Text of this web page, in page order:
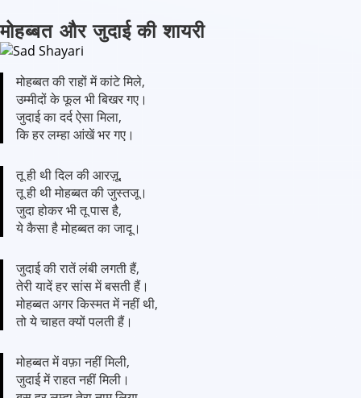
मोहब्बत और जुदाई की शायरी
मोहब्बत की राहों में कांटे मिले,
उम्मीदों के फूल भी बिखर गए।
जुदाई का दर्द ऐसा मिला,
कि हर लम्हा आंखें भर गए।
तू ही थी दिल की आरज़ू,
तू ही थी मोहब्बत की जुस्तजू।
जुदा होकर भी तू पास है,
ये कैसा है मोहब्बत का जादू।
जुदाई की रातें लंबी लगती हैं,
तेरी यादें हर सांस में बसती हैं।
मोहब्बत अगर किस्मत में नहीं थी,
तो ये चाहत क्यों पलती हैं।
मोहब्बत में वफ़ा नहीं मिली,
जुदाई में राहत नहीं मिली।